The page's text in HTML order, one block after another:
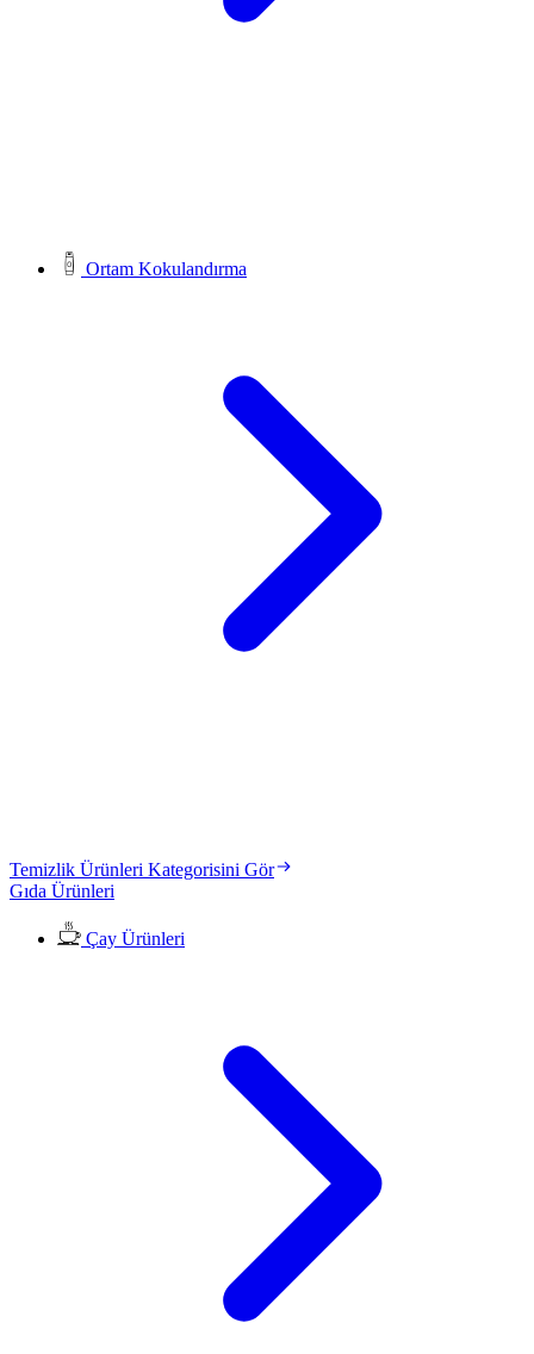
Ortam Kokulandırma
Temizlik Ürünleri Kategorisini Gör
Gıda Ürünleri
Çay Ürünleri